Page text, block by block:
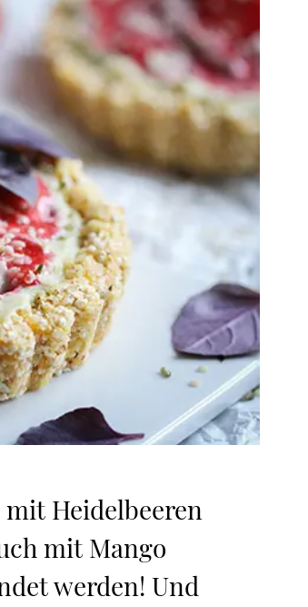
Heidelbeeren
mit Mango
werden! Und